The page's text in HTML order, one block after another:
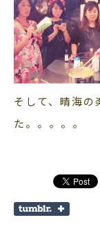
そして、晴海の
た。。。。。